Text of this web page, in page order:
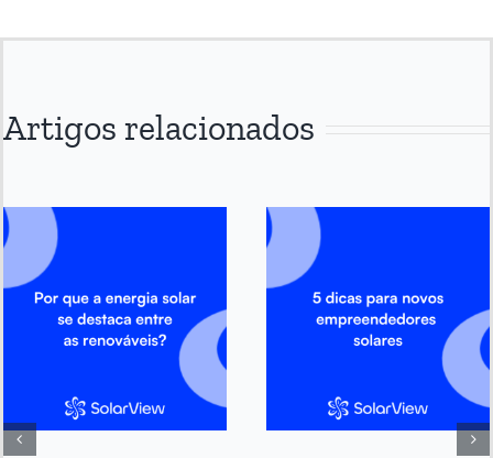
Artigos relacionados